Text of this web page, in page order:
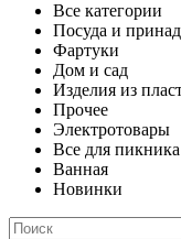
Все категории
Посуда и
Фартуки
Дом и сад
Изделия из
Прочее
Электротовары
Все для пикника
Ванная
Новинки